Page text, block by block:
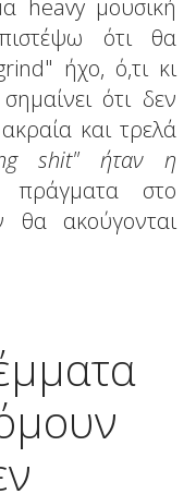
heavy μουσική
ότι θα
ήχο, ό,τι κι
ότι δεν
και τρελά
shit" ήταν η
πράγματα στο
θα ακούγονται